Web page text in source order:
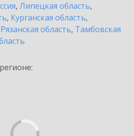
, Липецкая область,
, Курганская область,
Рязанская область, Тамбовская